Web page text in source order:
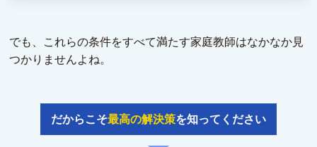
でも、これらの条件をすべて満たす家庭教師はなかなか見
つかりませんよね。
だからこそ最高の解決策を知ってください